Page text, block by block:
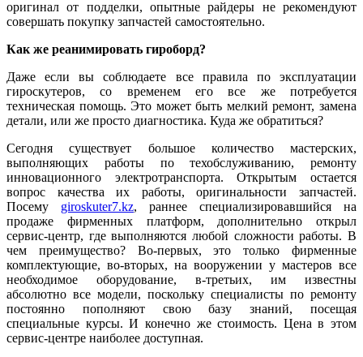
оригинал от подделки, опытные райдеры не рекомендуют
совершать покупку запчастей самостоятельно.
Как же реанимировать гироборд?
Даже если вы соблюдаете все правила по эксплуатации
гироскутеров, со временем его все же потребуется
техническая помощь. Это может быть мелкий ремонт, замена
детали, или же просто диагностика. Куда же обратиться?
Сегодня существует большое количество мастерских,
выполняющих работы по техобслуживанию, ремонту
инновационного электротранспорта. Открытым остается
вопрос качества их работы, оригинальности запчастей.
Посему giroskuter7.kz, раннее специализировавшийся на
продаже фирменных платформ, дополнительно открыл
сервис-центр, где выполняются любой сложности работы. В
чем преимущество? Во-первых, это только фирменные
комплектующие, во-вторых, на вооружении у мастеров все
необходимое оборудование, в-третьих, им известны
абсолютно все модели, поскольку специалисты по ремонту
постоянно пополняют свою базу знаний, посещая
специальные курсы. И конечно же стоимость. Цена в этом
сервис-центре наиболее доступная.